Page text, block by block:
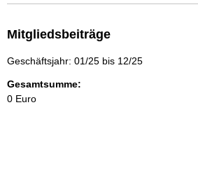
Mitgliedsbeiträge
Geschäftsjahr: 01/25 bis 12/25
Gesamtsumme:
0 Euro